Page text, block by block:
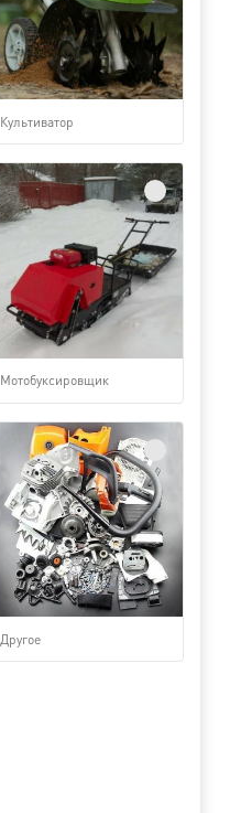
Культиватор
Мотобуксировщик
Другое